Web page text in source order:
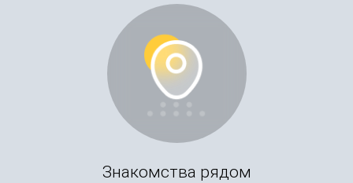
Знакомства рядом